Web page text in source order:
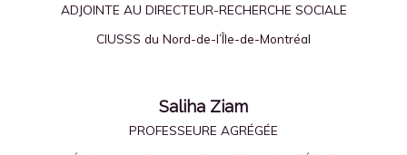
ADJOINTE AU DIRECTEUR-RECHERCHE SOCIALE
CIUSSS du Nord-de-l’Île-de-Montréal
Saliha Ziam
PROFESSEURE AGRÉGÉE